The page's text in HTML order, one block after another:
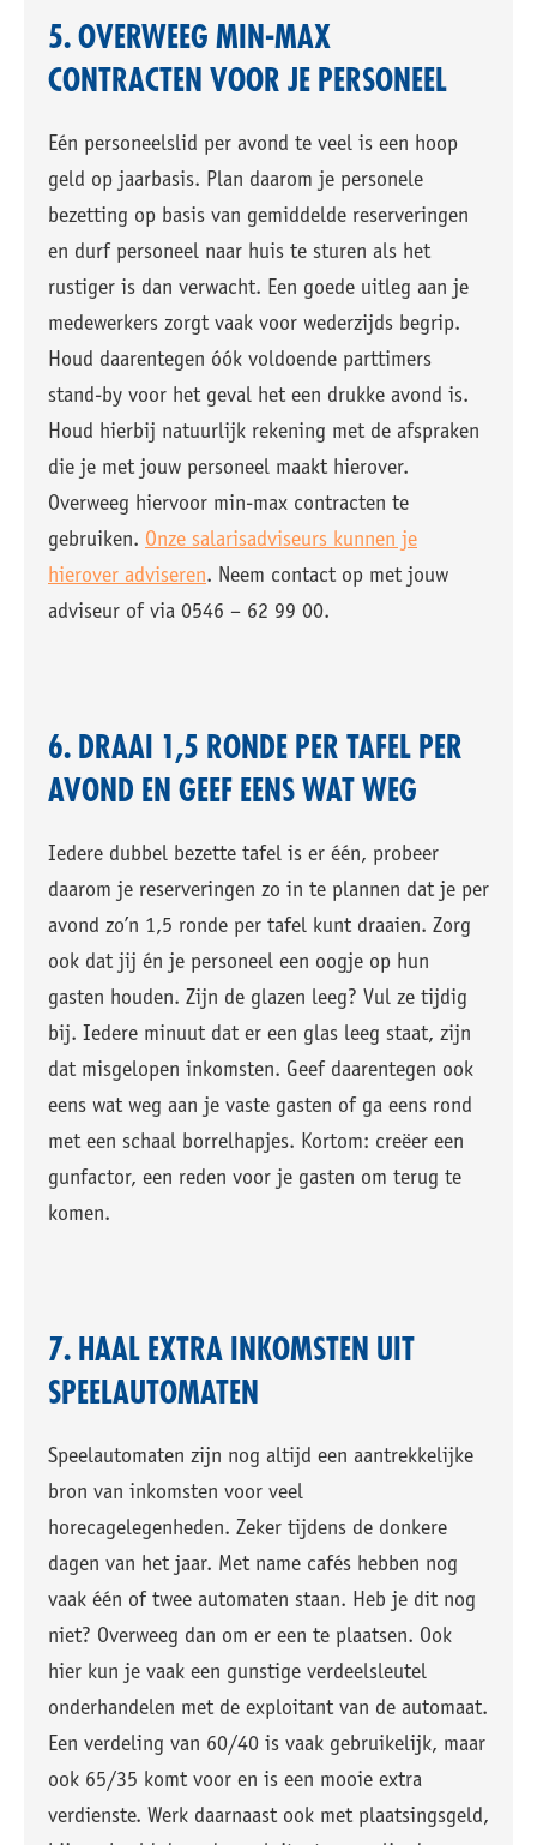
5. OVERWEEG MIN-MAX
CONTRACTEN VOOR JE PERSONEEL
Eén personeelslid per avond te veel is een hoop
geld op jaarbasis. Plan daarom je personele
bezetting op basis van gemiddelde reserveringen
en durf personeel naar huis te sturen als het
rustiger is dan verwacht. Een goede uitleg aan je
medewerkers zorgt vaak voor wederzijds begrip.
Houd daarentegen óók voldoende parttimers
stand-by voor het geval het een drukke avond is.
Houd hierbij natuurlijk rekening met de afspraken
die je met jouw personeel maakt hierover.
Overweeg hiervoor min-max contracten te
gebruiken. Onze salarisadviseurs kunnen je
hierover adviseren. Neem contact op met jouw
adviseur of via 0546 – 62 99 00.
6. DRAAI 1,5 RONDE PER TAFEL PER
AVOND EN GEEF EENS WAT WEG
Iedere dubbel bezette tafel is er één, probeer
daarom je reserveringen zo in te plannen dat je per
avond zo’n 1,5 ronde per tafel kunt draaien. Zorg
ook dat jij én je personeel een oogje op hun
gasten houden. Zijn de glazen leeg? Vul ze tijdig
bij. Iedere minuut dat er een glas leeg staat, zijn
dat misgelopen inkomsten. Geef daarentegen ook
eens wat weg aan je vaste gasten of ga eens rond
met een schaal borrelhapjes. Kortom: creëer een
gunfactor, een reden voor je gasten om terug te
komen.
7. HAAL EXTRA INKOMSTEN UIT
SPEELAUTOMATEN
Speelautomaten zijn nog altijd een aantrekkelijke
bron van inkomsten voor veel
horecagelegenheden. Zeker tijdens de donkere
dagen van het jaar. Met name cafés hebben nog
vaak één of twee automaten staan. Heb je dit nog
niet? Overweeg dan om er een te plaatsen. Ook
hier kun je vaak een gunstige verdeelsleutel
onderhandelen met de exploitant van de automaat.
Een verdeling van 60/40 is vaak gebruikelijk, maar
ook 65/35 komt voor en is een mooie extra
verdienste. Werk daarnaast ook met plaatsingsgeld,